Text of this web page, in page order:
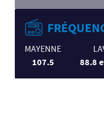
MAYENNE
107.5
88.8